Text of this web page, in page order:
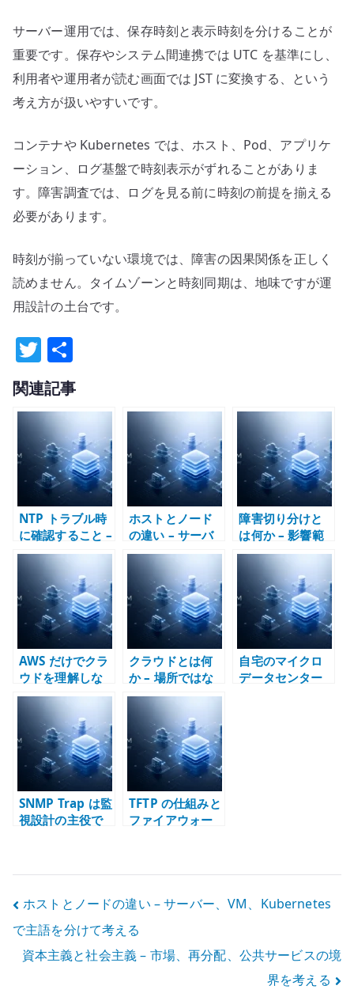
サーバー運用では、保存時刻と表示時刻を分けることが
重要です。保存やシステム間連携では UTC を基準にし、
利用者や運用者が読む画面では JST に変換する、という
考え方が扱いやすいです。
コンテナや Kubernetes では、ホスト、Pod、アプリケ
ーション、ログ基盤で時刻表示がずれることがありま
す。障害調査では、ログを見る前に時刻の前提を揃える
必要があります。
時刻が揃っていない環境では、障害の因果関係を正しく
読めません。タイムゾーンと時刻同期は、地味ですが運
用設計の土台です。
T
w
it
te
r
有
関連記事
NTP トラブル時
に確認すること –
chrony、
ntpd、
timesyncd の整
理
ホストとノード
の違い – サーバ
ー、VM、
Kubernetes で
主語を分けて考
える
障害切り分けと
は何か – 影響範
囲から構造を読
AWS だけでクラ
ウドを理解しな
い – パブリック
クラウドと運用
モデルを分けて
考える
クラウドとは何
か – 場所ではな
く運用モデルと
責任分界で考え
自宅のマイクロ
データセンター
SNMP Trap は監
視設計の主役で
る
TFTP の仕組みと
ファイアウォー
投
稿
ナ
ホストとノードの違い – サーバー、VM、Kubernetes
で主語を分けて考える
資本主義と社会主義 – 市場、再分配、公共サービスの境
界を考える